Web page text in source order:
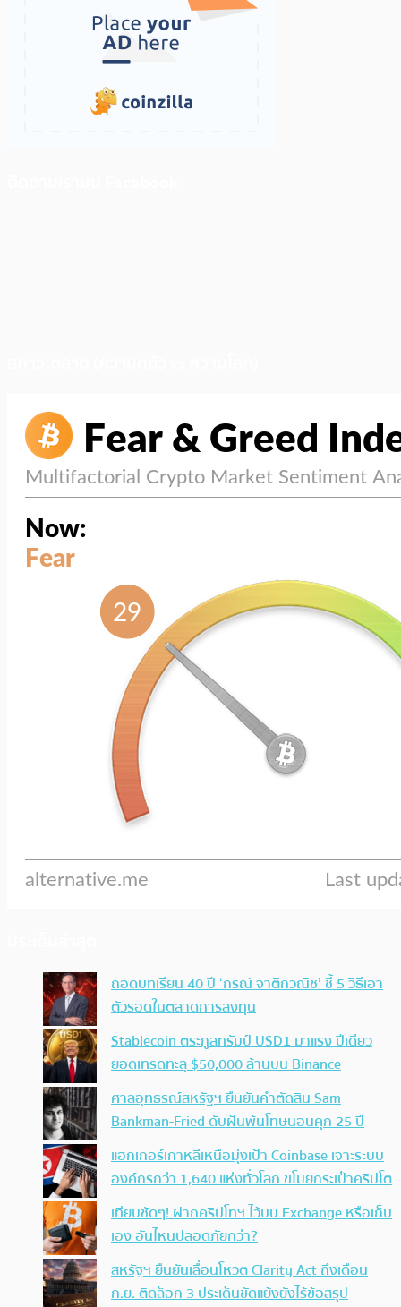
ถอดบทเรียน 40 ปี ‘กรณ์ จาติกวณิช’ ชี้ 5 วิธีเอา
ตัวรอดในตลาดการลงทุน
Stablecoin ตระกูลทรัมป์ USD1 มาแรง ปีเดียว
ยอดเทรดทะลุ $50,000 ล้านบน Binance
ศาลอุทธรณ์สหรัฐฯ ยืนยันคำตัดสิน Sam
Bankman-Fried ดับฝันพ้นโทษนอนคุก 25 ปี
แฮกเกอร์เกาหลีเหนือมุ่งเป้า Coinbase เจาะระบบ
องค์กรกว่า 1,640 แห่งทั่วโลก ขโมยกระเป๋าคริปโต
เทียบชัดๆ! ฝากคริปโทฯ ไว้บน Exchange หรือเก็บ
เอง อันไหนปลอดภัยกว่า?
สหรัฐฯ ยืนยันเลื่อนโหวต Clarity Act ถึงเดือน
ก.ย. ติดล็อก 3 ประเด็นขัดแย้งยังไร้ข้อสรุป